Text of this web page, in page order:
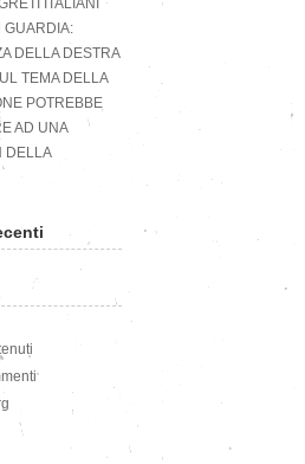
ITALIANI
GUARDIA:
DELLA DESTRA
TEMA DELLA
POTREBBE
AD UNA
DELLA